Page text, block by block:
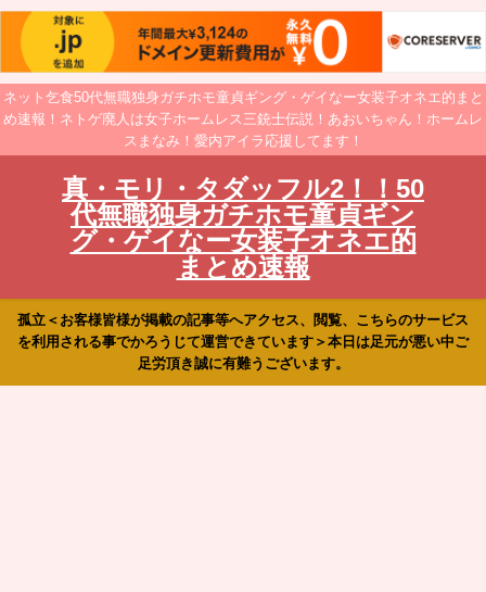
ネット乞食50代無職独身ガチホモ童貞ギング・ゲイなー女装子オネエ的まと
め速報！ネトゲ廃人は女子ホームレス三銃士伝説！あおいちゃん！ホームレ
スまなみ！愛内アイラ応援してます！
真・モリ・タダッフル2！！50
代無職独身ガチホモ童貞ギン
グ・ゲイなー女装子オネエ的
まとめ速報
孤立＜お客様皆様が掲載の記事等へアクセス、閲覧、こちらのサービス
を利用される事でかろうじて運営できています＞本日は足元が悪い中ご
足労頂き誠に有難うございます。